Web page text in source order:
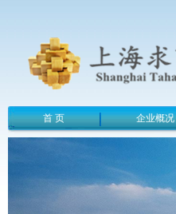
首 页 企业概况